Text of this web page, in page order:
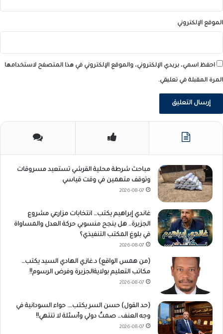
الموقع الإلكتروني
احفظ اسمي، بريدي الإلكتروني، والموقع الإلكتروني في هذا المتصفح لاستخدامها
المرة المقبلة في تعليقي.
مباحث شرطة محلية القرشي تستعيد مسروقات
وتوقف متهمين في وقت قياسي
2026-08-07
غاندي إبراهيم يكتب… انتخابات مزارعي مشروع
الجزيرة.. هل ينجح منسوبي حركة العدل والمساواة
في بلوغ المكتب التنفيذي؟
2026-08-07
(من همس الواقع) د.غازي الهادي السيد يكتب…
مكاتب التعليم بولايةالجزيرة وفرض الرسوم!!
2026-08-07
(حد القول) حسن السر يكتب…. حواء السودانية في
وجه العنف… صمتٌ دولي وأسئلة لا تنتهي!!
2026-08-07